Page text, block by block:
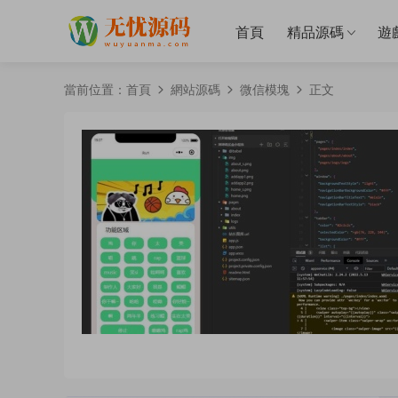
首頁 精品源碼 遊
當前位置： 首頁 網站源碼 微信模塊 正文